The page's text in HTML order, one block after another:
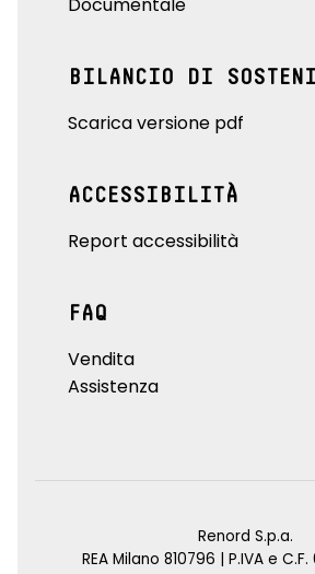
BILANCIO DI
Scarica versione pdf
ACCESSIBILITÀ
Report accessibilità
FAQ
Vendita
Assistenza
Renord S.p.a.
REA Milano 810796 | P.IVA e C.F.